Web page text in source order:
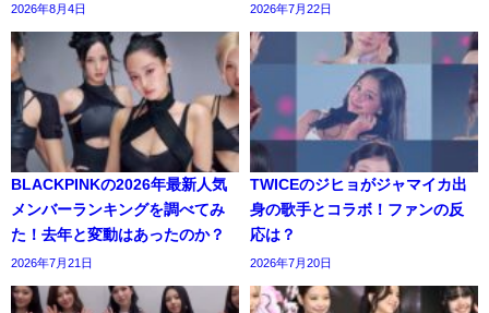
2026年8月4日 2026年7月22日
BLACKPINKの2026年最新人気
メンバーランキングを調べてみ
た！去年と変動はあったのか？
2026年7月21日
TWICEのジヒョがジャマイカ出
身の歌手とコラボ！ファンの反
応は？
2026年7月20日